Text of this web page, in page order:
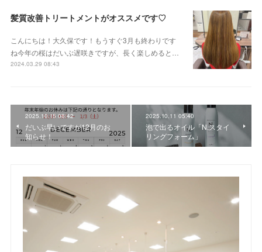
髪質改善トリートメントがオススメです♡
こんにちは！大久保です！もうすぐ3月も終わりです
ね今年の桜はだいぶ遅咲きですが、長く楽しめると…
2024.03.29 08:43
2025.10.15 08:42
だいぶ早いですが12月のお
知らせ！
2025.10.11 05:40
泡で出るオイル「N.スタイ
リングフォーム」